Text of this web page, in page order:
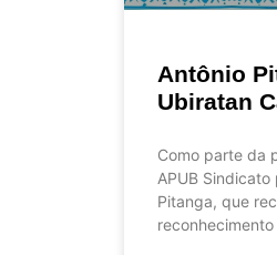
Antônio
Ubiratan
Como parte da
APUB
Pitanga, que
reconhecimento